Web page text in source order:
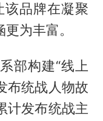
该品牌在凝聚
为丰富。
部构建“线上
布统战人物故
计发布统战主